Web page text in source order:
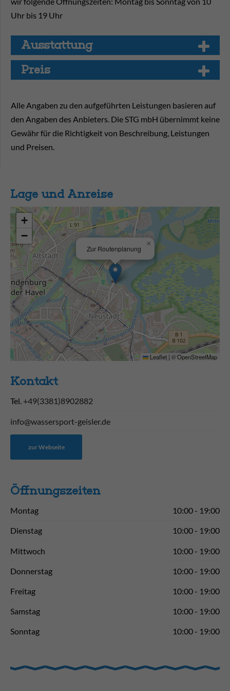
Uhr bis 19 Uhr
Aus­stat­tung
Preis
Alle Angaben zu den aufgeführten Leistungen basieren auf
den Angaben des Anbieters. Die STG mbH übernimmt keine
Gewähr für die Richtigkeit von Beschreibung, Leistungen
und Preisen.
Lage und Anreise
Zur Routenplanung
×
+
−
Leaflet | ©OpenStreetMap
Kontakt
Tel. +49(3381)8902882
info@wassersport-geisler.de
zur Webseite
Öffnungs­zeiten
Montag 10:00 - 19:00
Dienstag 10:00 - 19:00
Mittwoch 10:00 - 19:00
Donnerstag 10:00 - 19:00
Freitag 10:00 - 19:00
Samstag 10:00 - 19:00
Sonntag 10:00 - 19:00